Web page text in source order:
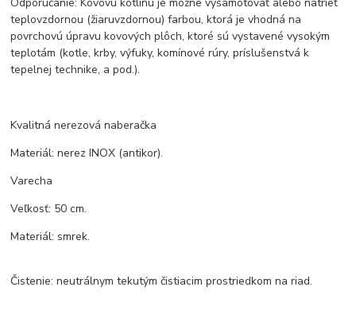
Odporúčanie: Kovovú kotlinu je možne vyšamotovať alebo natrieť
teplovzdornou (žiaruvzdornou) farbou, ktorá je vhodná na
povrchovú úpravu kovových plôch, ktoré sú vystavené vysokým
teplotám (kotle, krby, výfuky, komínové rúry, príslušenstvá k
tepelnej technike, a pod.).
Kvalitná nerezová naberačka
Materiál: nerez INOX (antikor).
Varecha
Veľkosť: 50 cm.
Materiál: smrek.
Čistenie: neutrálnym tekutým čistiacim prostriedkom na riad.